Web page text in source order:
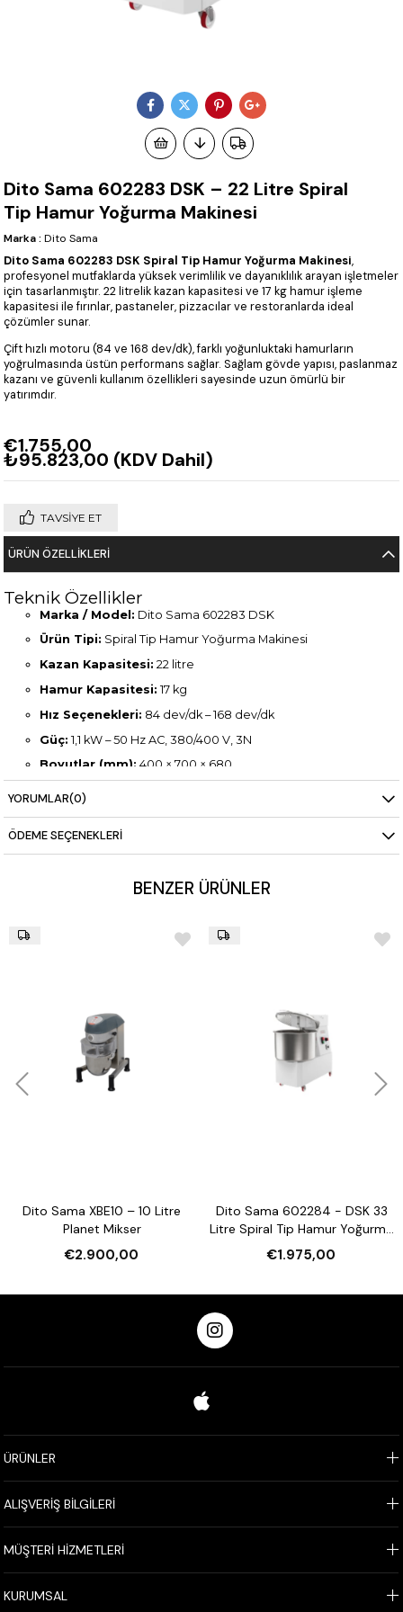
Dito Sama 602283 DSK – 22 Litre Spiral
Tip Hamur Yoğurma Makinesi
Marka : Dito Sama
Dito Sama 602283 DSK Spiral Tip Hamur Yoğurma Makinesi,
profesyonel mutfaklarda yüksek verimlilik ve dayanıklılık arayan işletmeler
için tasarlanmıştır. 22 litrelik kazan kapasitesi ve 17 kg hamur işleme
kapasitesi ile fırınlar, pastaneler, pizzacılar ve restoranlarda ideal
çözümler sunar.
Çift hızlı motoru (84 ve 168 dev/dk), farklı yoğunluktaki hamurların
yoğrulmasında üstün performans sağlar. Sağlam gövde yapısı, paslanmaz
kazanı ve güvenli kullanım özellikleri sayesinde uzun ömürlü bir
yatırımdır.
€1.755,00
₺95.823,00 (KDV Dahil)
TAVSIYE ET
ÜRÜN ÖZELLIKLERI
Teknik Özellikler
Marka / Model: Dito Sama 602283 DSK
Ürün Tipi: Spiral Tip Hamur Yoğurma Makinesi
Kazan Kapasitesi: 22 litre
Hamur Kapasitesi: 17 kg
Hız Seçenekleri: 84 dev/dk – 168 dev/dk
Güç: 1,1 kW – 50 Hz AC, 380/400 V, 3N
Boyutlar (mm): 400 × 700 × 680
Ağırlık:
YORUMLAR(0)
ÖDEME SEÇENEKLERI
BENZER ÜRÜNLER
Dito Sama XBE10 – 10 Litre
Planet Mikser
€2.900,00
Dito Sama 602284 - DSK 33
Litre Spiral Tip Hamur Yoğurma
Makinesi
€1.975,00
ÜRÜNLER
ALIŞVERİŞ BİLGİLERİ
MÜŞTERİ HİZMETLERİ
KURUMSAL